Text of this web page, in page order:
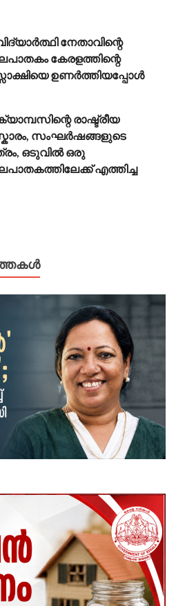
നേതാവിന്റെ
കേരളത്തിന്റെ
ഉണർത്തിയപ്പോൾ
രാഷ്ട്രീയ
സംഘർഷങ്ങളുടെ
ഒടുവിൽ ഒരു
എത്തിച്ച